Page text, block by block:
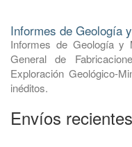
Informes de Geología
Informes de Geología y
General de
Exploración Geológico-
inéditos.
Envíos recientes